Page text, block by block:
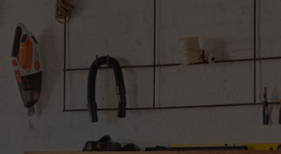
durante le giornate che dedica alla cura del verde.